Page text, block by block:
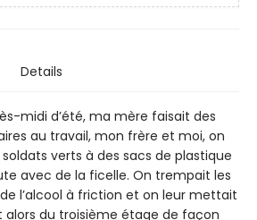
Details
midi d’été, ma mère faisait des
au travail, mon frère et moi, on
verts à des sacs de plastique
avec de la ficelle. On trempait les
l’alcool à friction et on leur mettait
alors du troisième étage de façon